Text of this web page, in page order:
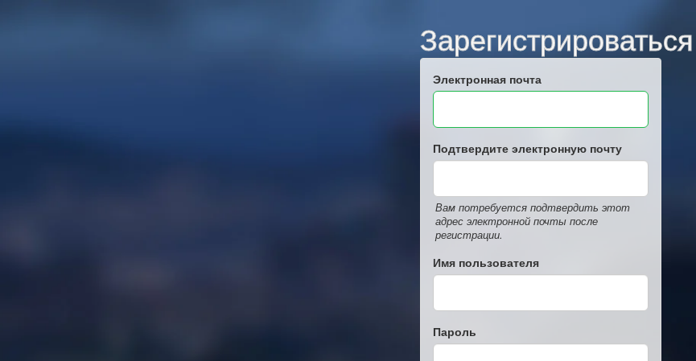
Зарегистрироваться
Электронная почта
Подтвердите электронную почту
Вам потребуется подтвердить этот
адрес электронной почты после
регистрации.
Имя пользователя
Пароль